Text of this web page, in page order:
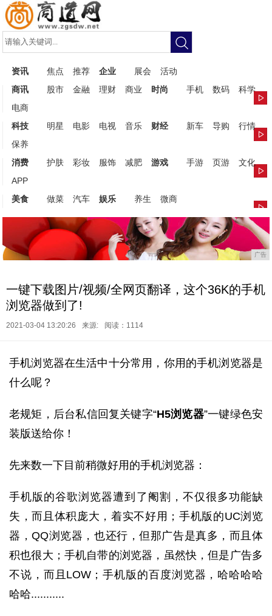
资讯 焦点 推荐 企业 展会
活动
商讯
股市 金融 理财 商业 时尚 手机 数码
科学
电商
科技
明星 电影 电视 音乐 财经 新车 导购
行情
保养
消费
护肤 彩妆 服饰 减肥 游戏 手游 页游
文化
APP
美食
做菜 汽车 娱乐 养生 微商
广告
一键下载图片/视频/全网页翻译，这个36K的手机
浏览器做到了!
2021-03-04 13:20:26 来源: 阅读：1114
手机浏览器在生活中十分常用，你用的手机浏览器是
什么呢？
老规矩，后台私信回复关键字“H5浏览器”一键绿色安
装版送给你！
先来数一下目前稍微好用的手机浏览器：
手机版的谷歌浏览器遭到了阉割，不仅很多功能缺
失，而且体积庞大，着实不好用；手机版的UC浏览
器，QQ浏览器，也还行，但那广告是真多，而且体
积也很大；手机自带的浏览器，虽然快，但是广告多
不说，而且LOW；手机版的百度浏览器，哈哈哈哈
哈哈...........